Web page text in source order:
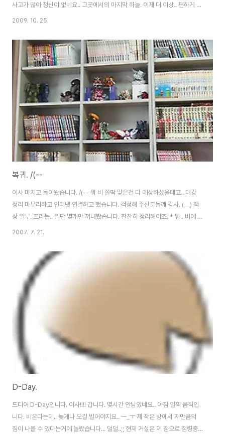
사고가 많아 정신이 없네요.. 그곳에서의 마지막 하늘. 이제 더 이상.. 편하게 저
런 뻥뚫린 풍경을 바라보는 일은 없겠네요.
2009. 10. 25.
복귀. /(--
이사 마치고 돌아왔습니다. /(-- 뭐 비 쫄딱 맞은건 다 예상하셨을테고.. 대강
정리 마무리하고 인터넷 연결하고 했습니다. 걱정해 주신분들께 감사. (__) 책
장 일부. 프라는.. 일단 몇개만 꺼내봤습니다. 찬찬히 정리해야죠. * 뭐.. 비에 푹
젖은 박스들이 좀 됩니다... 눈물이 주룩주룩.... ㅠ_ㅠ 이사, 내방, 책장, 진열장
2007. 7. 21.
D-Day.
드디어 D-Day입니다. 이사!!!! 갑니다. 몇시간 안남았네요.. 아침 일찍 움직입
니다. 비온다는데.. 늦게나 오길 빌어야지요.. ㅡ_ㅜ 제 작은 방에서 저만큼의
짐이 나올 수 있다는거에 놀랐습니다... 덜덜..;; 현재 거실은 제 짐으로 점령중...